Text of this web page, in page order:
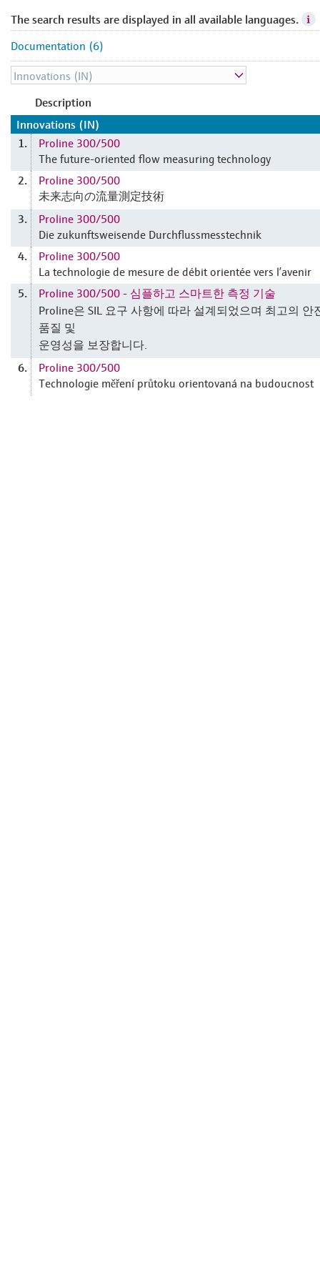
The search results are displayed in all available languages.
Documentation (6)
Description
Innovations (IN)
1.
Proline 300/500
The future-oriented flow measuring technology
2.
Proline 300/500
未来志向の流量測定技術
3.
Proline 300/500
Die zukunftsweisende Durchflussmesstechnik
4.
Proline 300/500
La technologie de mesure de débit orientée vers l’avenir
5.
Proline 300/500 - 심플하고 스마트한 측정 기술
Proline은 SIL 요구 사항에 따라 설계되었으며 최고의 안
품질 및
운영성을 보장합니다.
6.
Proline 300/500
Technologie měření průtoku orientovaná na budoucnost